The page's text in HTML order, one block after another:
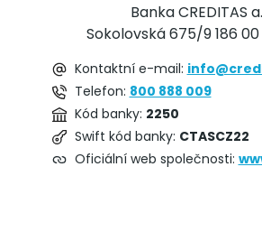
Banka CREDITAS
Sokolovská 675/9 186
Kontaktní e-mail:
Telefon: 800 888 009
Kód banky: 2250
Swift kód banky: CTASCZ22
Oficiální web společnosti: